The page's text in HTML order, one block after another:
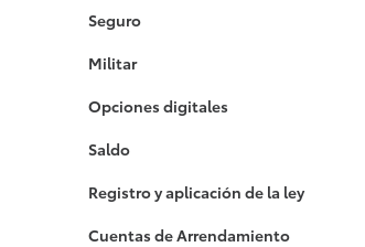
Seguro
Militar
Opciones digitales
Saldo
Registro y aplicación de la ley
Cuentas de Arrendamiento